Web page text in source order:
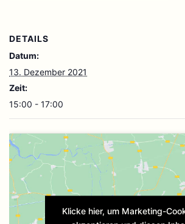
DETAILS
Datum:
13. Dezember 2021
Zeit:
15:00 - 17:00
Klicke hier, um Marketing-